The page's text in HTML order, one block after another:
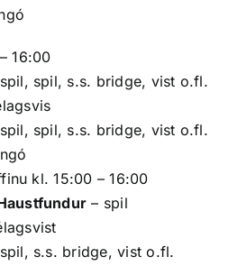
16:00
spil, s.s. bridge, vist o.fl.
spil, s.s. bridge, vist o.fl.
kl. 15:00 – 16:00
– spil
s.s. bridge, vist o.fl.